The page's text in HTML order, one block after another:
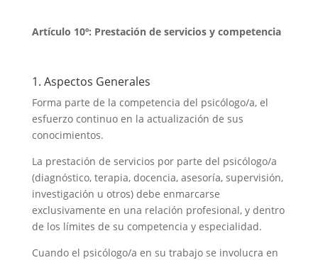
Artículo 10º: Prestación de servicios y competencia
1. Aspectos Generales
Forma parte de la competencia del psicólogo/a, el
esfuerzo continuo en la actualización de sus
conocimientos.
La prestación de servicios por parte del psicólogo/a
(diagnóstico, terapia, docencia, asesoría, supervisión,
investigación u otros) debe enmarcarse
exclusivamente en una relación profesional, y dentro
de los límites de su competencia y especialidad.
Cuando el psicólogo/a en su trabajo se involucra en